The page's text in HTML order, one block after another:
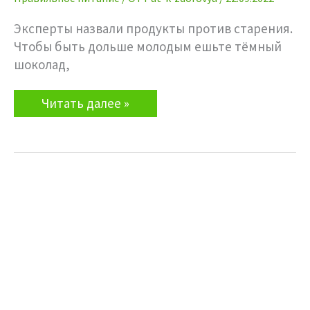
Эксперты назвали продукты против старения.
Чтобы быть дольше молодым ешьте тёмный
шоколад,
Правильное
питание.
старения
Читать далее »